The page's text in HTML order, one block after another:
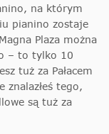
na którym
pianino zostaje
Plaza można
– to tylko 10
tuż za Pałacem
znalazłeś tego,
są tuż za